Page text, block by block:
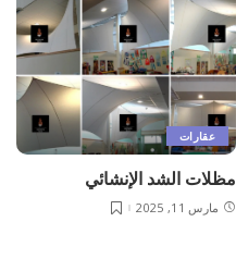
عقارات
مظلات الشد الإنشائي
مارس 11, 2025